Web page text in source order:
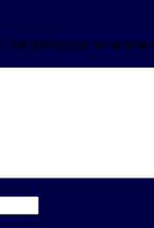
Обязательные поля